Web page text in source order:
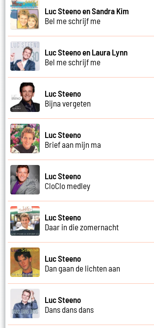
Luc Steeno en Sandra Kim
Bel me schrijf me
Luc Steeno en Laura Lynn
Bel me schrijf me
Luc Steeno
Bijna vergeten
Luc Steeno
Brief aan mijn ma
Luc Steeno
CloClo medley
Luc Steeno
Daar in die zomernacht
Luc Steeno
Dan gaan de lichten aan
Luc Steeno
Dans dans dans